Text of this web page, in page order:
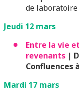
de laboratoire
Jeudi 12 mars
Entre la vie
revenants |
Confluences
Mardi 17 mars